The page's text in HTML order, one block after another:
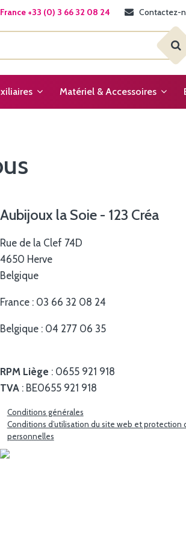
Contactez-
+33 (0) 3 66 32 08 24
Matériel & Accessoires
Aubijoux la Soie - 123 Créa
Rue de la Clef 74D
4650 Herve
Belgique
France : 03 66 32 08 24
Belgique : 04 277 06 35
RPM Liège : 0655 921 918
TVA: BE0655 921 918
Conditions générales
Conditions d’utilisation du site web et protection
personnelles